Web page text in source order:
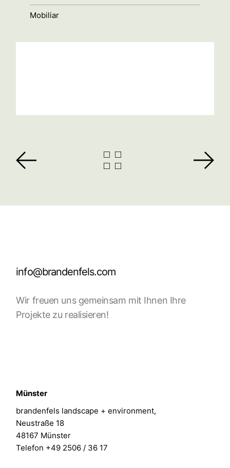
Mobiliar
info@brandenfels.com
Wir freuen uns gemeinsam mit Ihnen Ihre
Projekte zu realisieren!
Münster
brandenfels landscape + environment,
Neustraße 18
48167 Münster
Telefon +49 2506 / 36 17